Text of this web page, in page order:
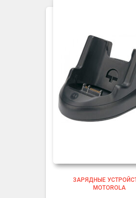
ЗАРЯДНЫЕ
MOTOROLA